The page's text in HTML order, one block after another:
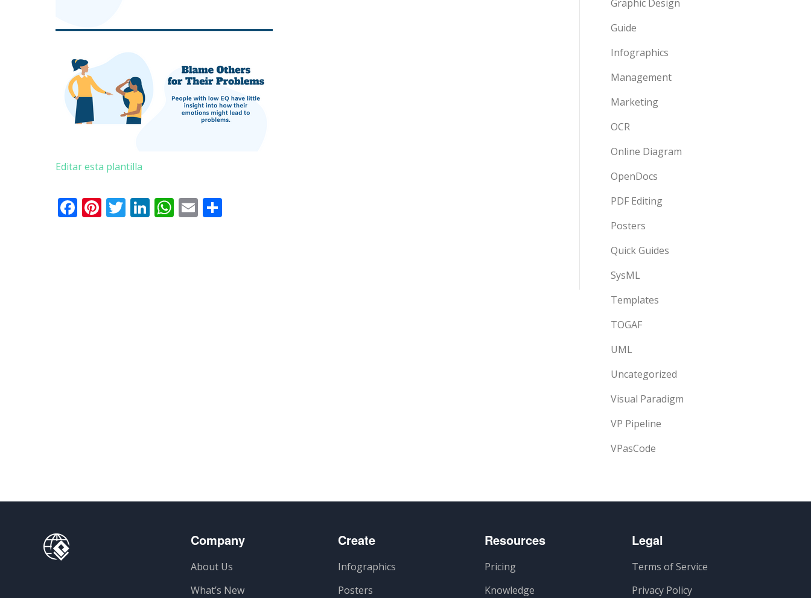
Editar esta plantilla
Facebook
Pinterest
Twitter
LinkedIn
WhatsApp
Email
Graphic Design
Guide
Infographics
Management
Marketing
OCR
Online Diagram
OpenDocs
PDF Editing
Posters
Quick Guides
SysML
Templates
TOGAF
UML
Uncategorized
Visual Paradigm
VP Pipeline
VPasCode
Company
About Us
What’s New
Create
Infographics
Posters
Resources
Pricing
Knowledge
Legal
Terms of Service
Privacy Policy